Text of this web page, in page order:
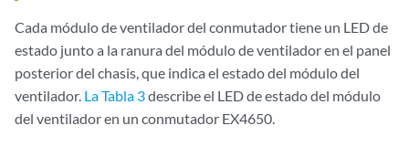
Cada módulo de ventilador del conmutador tiene un LED de
estado junto a la ranura del módulo de ventilador en el panel
posterior del chasis, que indica el estado del módulo del
ventilador. La Tabla 3describe el LED de estado del módulo
del ventilador en un conmutador EX4650.